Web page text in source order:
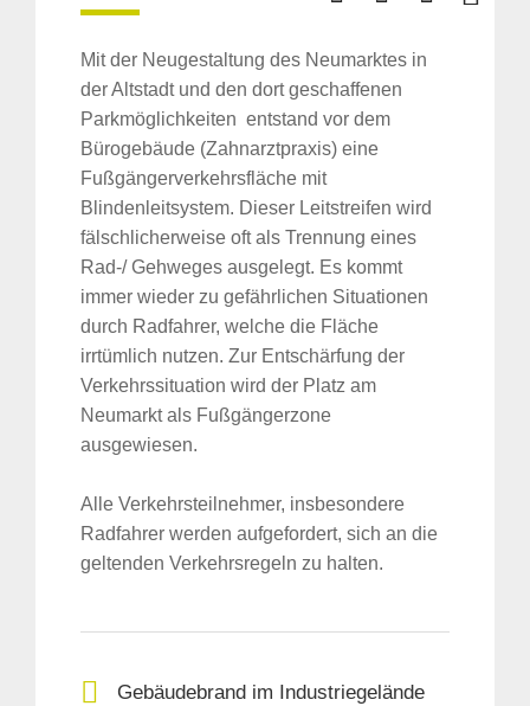
Mit der Neugestaltung des Neumarktes in
der Altstadt und den dort geschaffenen
Parkmöglichkeiten entstand vor dem
Bürogebäude (Zahnarztpraxis) eine
Fußgängerverkehrsfläche mit
Blindenleitsystem. Dieser Leitstreifen wird
fälschlicherweise oft als Trennung eines
Rad-/ Gehweges ausgelegt. Es kommt
immer wieder zu gefährlichen Situationen
durch Radfahrer, welche die Fläche
irrtümlich nutzen. Zur Entschärfung der
Verkehrssituation wird der Platz am
Neumarkt als Fußgängerzone
ausgewiesen.
Alle Verkehrsteilnehmer, insbesondere
Radfahrer werden aufgefordert, sich an die
geltenden Verkehrsregeln zu halten.
Gebäudebrand im Industriegelände